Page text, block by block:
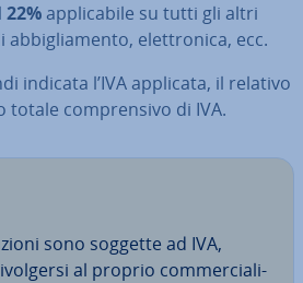
ap­pli­ca­bi­le su tutti gli altri
ab­bi­glia­men­to, elet­tro­ni­ca, ecc.
indicata l’IVA applicata, il relativo
totale com­pren­si­vo di IVA.
sono soggette ad IVA,
al proprio com­mer­cia­li­